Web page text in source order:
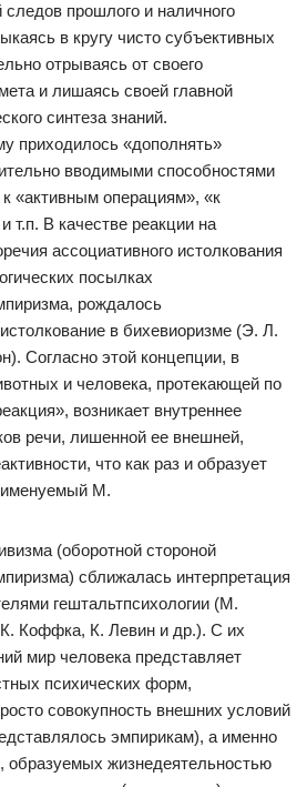
прошлого и наличного
в кругу чисто субъективных
отрываясь от своего
и лишаясь своей главной
синтеза знаний.
приходилось «дополнять»
вводимыми способностями
«активным операциям», «к
т.п. В качестве реакции на
ассоциативного истолкования
посылках
рождалось
в бихевиоризме (Э. Л.
Согласно этой концепции, в
и человека, протекающей по
возникает внутреннее
речи, лишенной ее внешней,
что как раз и образует
именуемый М.
(оборотной стороной
сближалась интерпретация
гештальтпсихологии (М.
Коффка, К. Левин и др.). С их
мир человека представляет
психических форм,
совокупность внешних условий
эмпирикам), а именно
образуемых жизнедеятельностью